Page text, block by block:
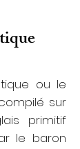
ou le
sur
primitif
le baron